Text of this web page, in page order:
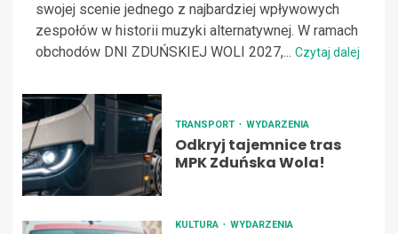
swojej scenie jednego z najbardziej wpływowych
zespołów w historii muzyki alternatywnej. W ramach
obchodów DNI ZDUŃSKIEJ WOLI 2027,... Czytaj dalej
TRANSPORT WYDARZENIA
Odkryj tajemnice tras
MPK Zduńska Wola!
KULTURA WYDARZENIA